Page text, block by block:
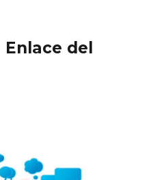
del